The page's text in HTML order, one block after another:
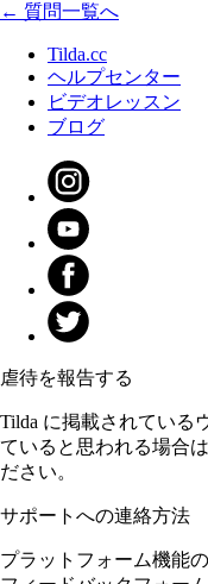
← 質問一覧へ
Tilda.cc
ヘルプセンター
ビデオレッスン
ブログ
虐待を報告する
Tilda に掲載されている
ていると思われる場合
ださい。
サポートへの連絡方法
プラットフォーム機能